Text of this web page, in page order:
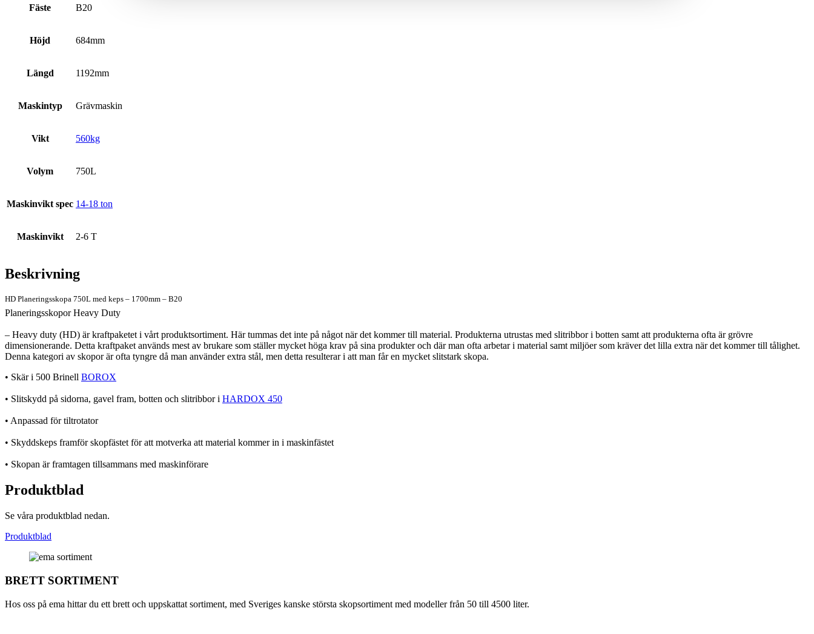
Fäste B20
Höjd 684mm
Längd 1192mm
Maskintyp Grävmaskin
Vikt 560kg
Volym 750L
Maskinvikt spec 14-18 ton
Maskinvikt 2-6 T
Beskrivning
HD Planeringsskopa 750L med keps – 1700mm – B20
Planeringsskopor Heavy Duty
– Heavy duty (HD) är kraftpaketet i vårt produktsortiment. Här tummas det inte på något när det kommer till material. Produkterna utrustas med slitribbor i botten samt att produkterna ofta är grövre
dimensionerande. Detta kraftpaket används mest av brukare som ställer mycket höga krav på sina produkter och där man ofta arbetar i material samt miljöer som kräver det lilla extra när det kommer till tålighet.
Denna kategori av skopor är ofta tyngre då man använder extra stål, men detta resulterar i att man får en mycket slitstark skopa.
• Skär i 500 Brinell BOROX
• Slitskydd på sidorna, gavel fram, botten och slitribbor i HARDOX 450
• Anpassad för tiltrotator
• Skyddskeps framför skopfästet för att motverka att material kommer in i maskinfästet
• Skopan är framtagen tillsammans med maskinförare
Produktblad
Se våra produktblad nedan.
Produktblad
BRETT SORTIMENT
Hos oss på ema hittar du ett brett och uppskattat sortiment, med Sveriges kanske största skopsortiment med modeller från 50 till 4500 liter.